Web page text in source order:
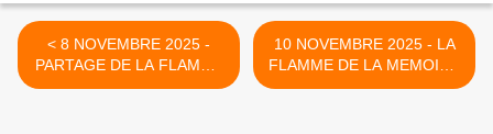
< 8 NOVEMBRE 2025 -
PARTAGE DE LA FLAMME
AVEC LE LYCEE NAVAL
10 NOVEMBRE 2025 - LA
FLAMME DE LA MEMOIRE
TRAVERSE LE FINISTERE